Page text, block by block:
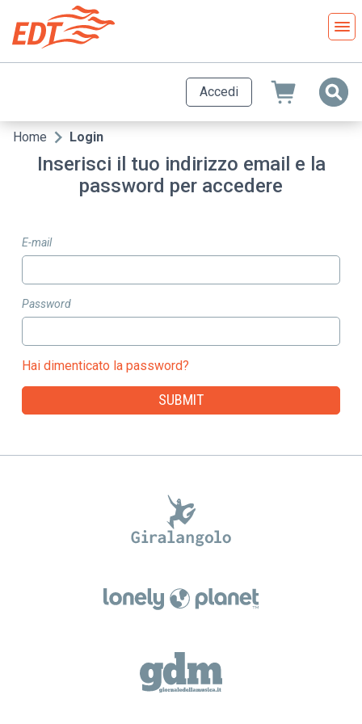
contenuto
principale
Accedi
Briciole
Home Login
Inserisci il tuo indirizzo email e la
password per accedere
E-mail
Password
Hai dimenticato la password?